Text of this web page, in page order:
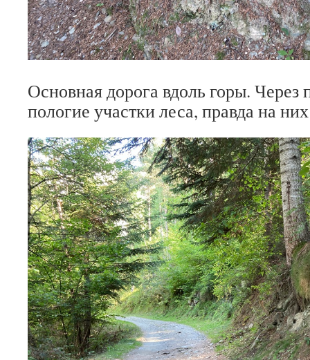
Основная дорога вдоль горы. Через
пологие участки леса, правда на